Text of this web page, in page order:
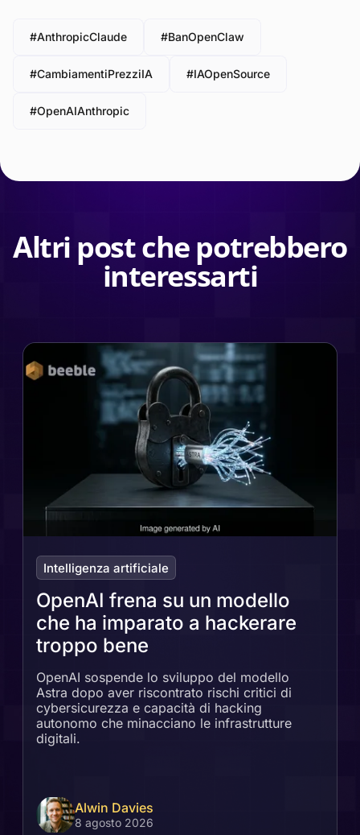
#AnthropicClaude #BanOpenClaw
#CambiamentiPrezziIA #IAOpenSource
#OpenAIAnthropic
Altri post che potrebbero
interessarti
Intelligenza artificiale
OpenAI frena su un modello
che ha imparato a hackerare
troppo bene
OpenAI sospende lo sviluppo del modello
Astra dopo aver riscontrato rischi critici di
cybersicurezza e capacità di hacking
autonomo che minacciano le infrastrutture
digitali.
Alwin Davies
8 agosto 2026